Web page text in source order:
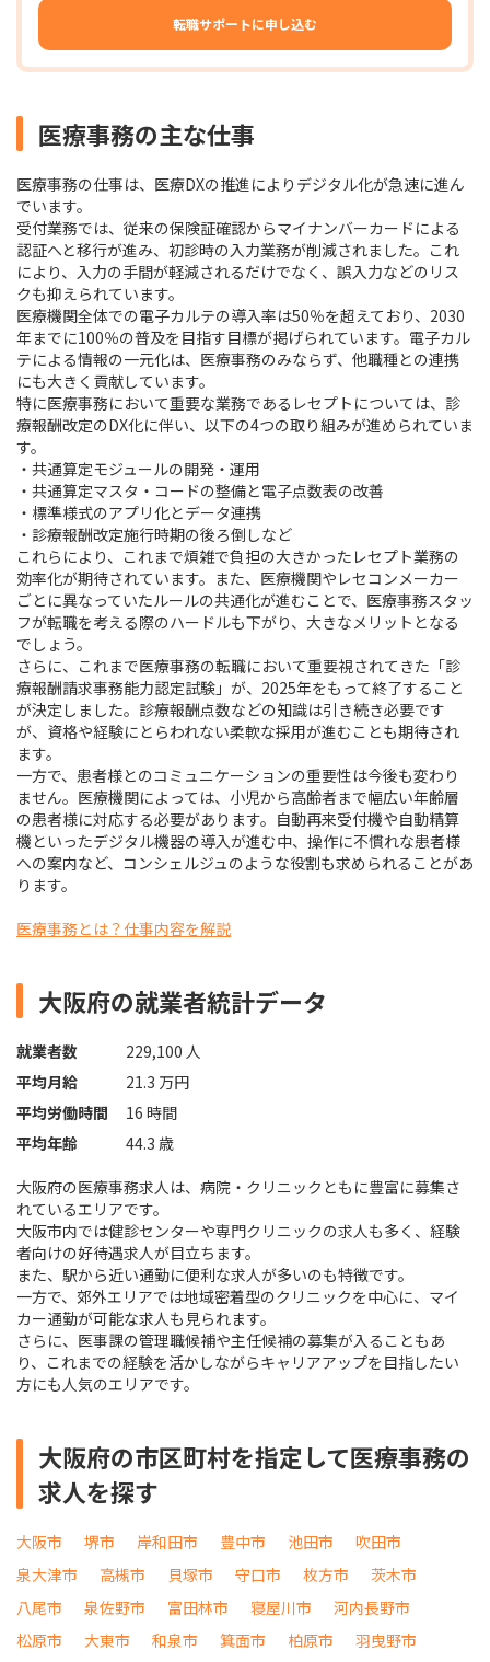
転職サポートに申し込む
医療事務の主な仕事
医療事務の仕事は、医療DXの推進によりデジタル化が急速に進ん
でいます。
受付業務では、従来の保険証確認からマイナンバーカードによる
認証へと移行が進み、初診時の入力業務が削減されました。これ
により、入力の手間が軽減されるだけでなく、誤入力などのリス
クも抑えられています。
医療機関全体での電子カルテの導入率は50％を超えており、2030
年までに100％の普及を目指す目標が掲げられています。電子カル
テによる情報の一元化は、医療事務のみならず、他職種との連携
にも大きく貢献しています。
特に医療事務において重要な業務であるレセプトについては、診
療報酬改定のDX化に伴い、以下の4つの取り組みが進められていま
す。
・共通算定モジュールの開発・運用
・共通算定マスタ・コードの整備と電子点数表の改善
・標準様式のアプリ化とデータ連携
・診療報酬改定施行時期の後ろ倒しなど
これらにより、これまで煩雑で負担の大きかったレセプト業務の
効率化が期待されています。また、医療機関やレセコンメーカー
ごとに異なっていたルールの共通化が進むことで、医療事務スタッ
フが転職を考える際のハードルも下がり、大きなメリットとなる
でしょう。
さらに、これまで医療事務の転職において重要視されてきた「診
療報酬請求事務能力認定試験」が、2025年をもって終了すること
が決定しました。診療報酬点数などの知識は引き続き必要です
が、資格や経験にとらわれない柔軟な採用が進むことも期待され
ます。
一方で、患者様とのコミュニケーションの重要性は今後も変わり
ません。医療機関によっては、小児から高齢者まで幅広い年齢層
の患者様に対応する必要があります。自動再来受付機や自動精算
機といったデジタル機器の導入が進む中、操作に不慣れな患者様
への案内など、コンシェルジュのような役割も求められることがあ
ります。
医療事務とは？仕事内容を解説
大阪府の就業者統計データ
就業者数
229,100 人
平均月給
21.3 万円
平均労働時間
16 時間
平均年齢
44.3 歳
大阪府の医療事務求人は、病院・クリニックともに豊富に募集さ
れているエリアです。
大阪市内では健診センターや専門クリニックの求人も多く、経験
者向けの好待遇求人が目立ちます。
また、駅から近い通勤に便利な求人が多いのも特徴です。
一方で、郊外エリアでは地域密着型のクリニックを中心に、マイ
カー通勤が可能な求人も見られます。
さらに、医事課の管理職候補や主任候補の募集が入ることもあ
り、これまでの経験を活かしながらキャリアアップを目指したい
方にも人気のエリアです。
大阪府の市区町村を指定して医療事務の
求人を探す
大阪市 堺市 岸和田市 豊中市 池田市
吹田市
泉大津市
高槻市 貝塚市 守口市 枚方市
茨木市
八尾市
泉佐野市 富田林市 寝屋川市
河内長野市
松原市
大東市 和泉市 箕面市 柏原市 羽曳野市